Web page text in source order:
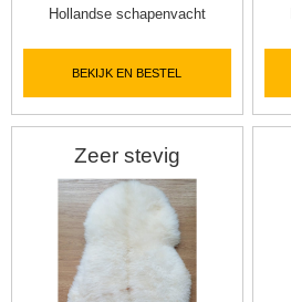
Hollandse schapenvacht
BEKIJK EN BESTEL
Zeer stevig